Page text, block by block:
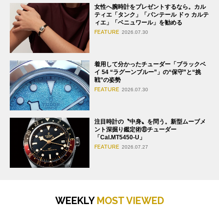
女性へ腕時計をプレゼントするなら。カル
ティエ「タンク」「パンテール ドゥ カルテ
ィエ」「ベニュワール」を勧める
FEATURE 2026.07.30
着用して分かったチューダー「ブラックベ
イ 54 “ラグーンブルー”」の“保守”と“挑
戦”の姿勢
FEATURE 2026.07.30
注目時計の〝中身〟を問う。新型ムーブメ
ント深掘り鑑定術⑧チューダー
「Cal.MT5450-U」
FEATURE 2026.07.27
WEEKLY MOST VIEWED